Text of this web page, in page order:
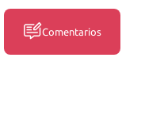
Comentarios